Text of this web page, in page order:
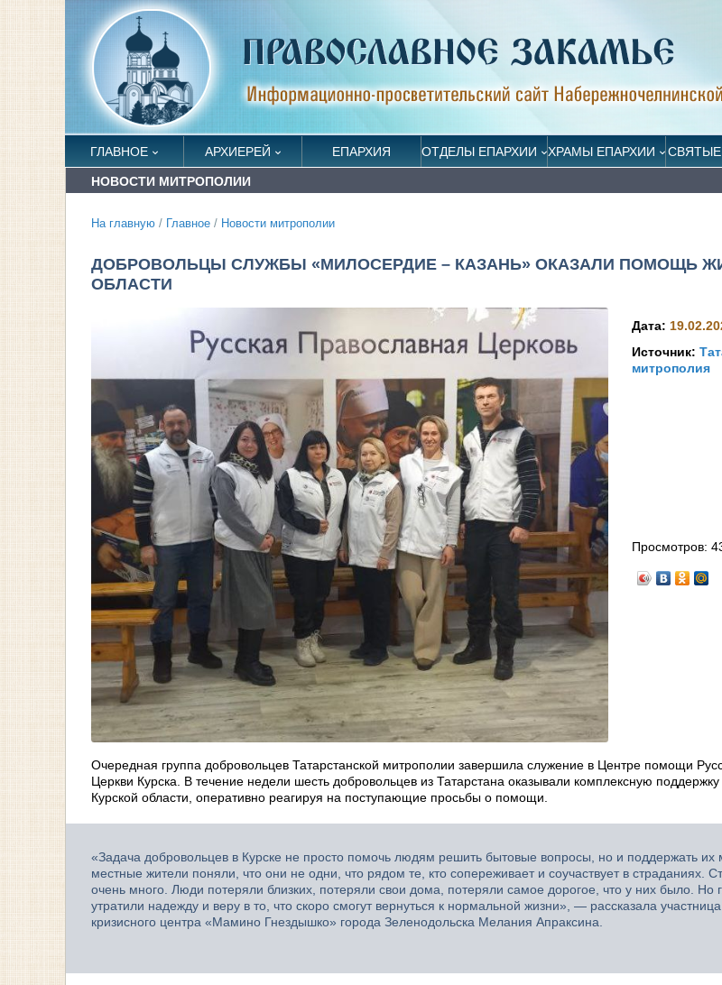
ГЛАВНОЕ АРХИЕРЕЙ ЕПАРХИЯ ОТДЕЛЫ ЕПАРХИИ ХРАМЫ ЕПАРХИИ
НОВОСТИ МИТРОПОЛИИ
На главную / Главное / Новости митрополии
ДОБРОВОЛЬЦЫ СЛУЖБЫ «МИЛОСЕРДИЕ – КАЗАНЬ» ОКАЗАЛИ ПОМОЩЬ
ОБЛАСТИ
Дата:
Источник:
митрополия
Просмотров:
Очередная группа добровольцев Татарстанской митрополии завершила служение в Центре помощи
Церкви Курска. В течение недели шесть добровольцев из Татарстана оказывали комплексную
Курской области, оперативно реагируя на поступающие просьбы о помощи.
«Задача добровольцев в Курске не просто помочь людям решить бытовые вопросы, но и поддержать
местные жители поняли, что они не одни, что рядом те, кто сопереживает и соучаствует в страданиях.
очень много. Люди потеряли близких, потеряли свои дома, потеряли самое дорогое, что у них было. Но
утратили надежду и веру в то, что скоро смогут вернуться к нормальной жизни», — рассказала
кризисного центра «Мамино Гнездышко» города Зеленодольска Мелания Апраксина.